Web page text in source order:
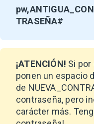
TRASEÑA#
¡ATENCIÓN! Si
ponen un espacio
de
contraseña, pero
carácter más.